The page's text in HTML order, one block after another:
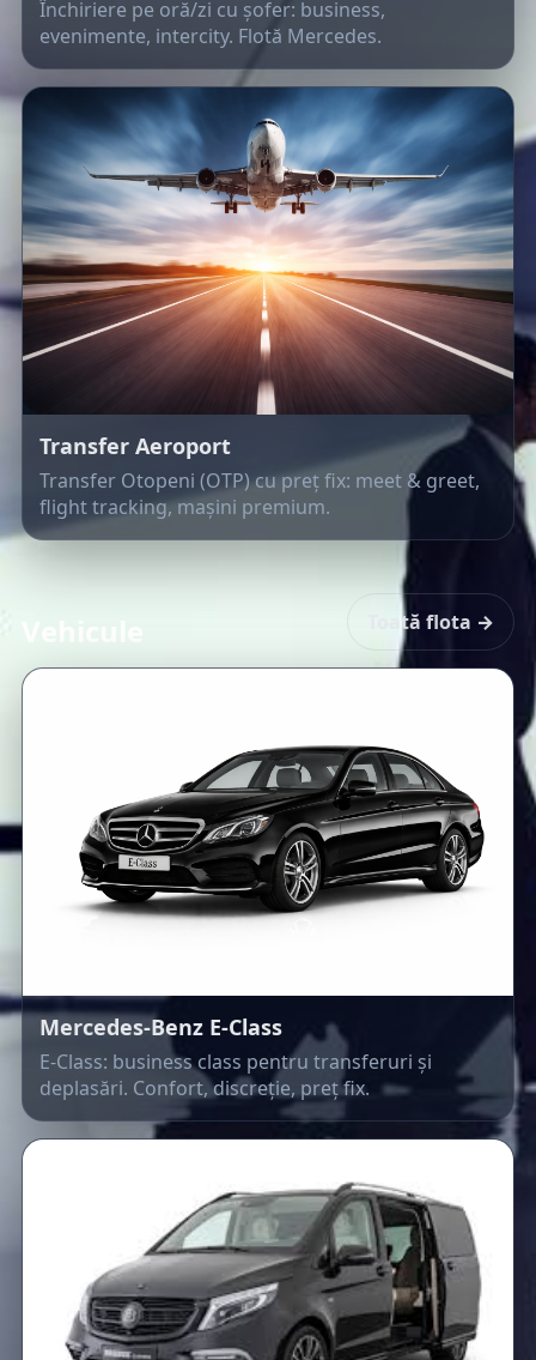
Închiriere pe oră/zi cu șofer: business,
evenimente, intercity. Flotă Mercedes.
Transfer Aeroport
Transfer Otopeni (OTP) cu preț fix: meet & greet,
flight tracking, mașini premium.
Toată flota →
Mercedes-Benz E-Class
E-Class: business class pentru transferuri și
deplasări. Confort, discreție, preț fix.